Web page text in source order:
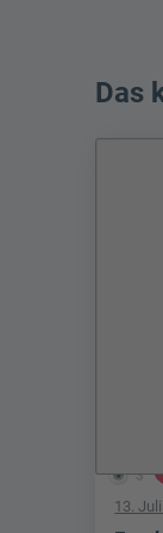
Das
3
13.